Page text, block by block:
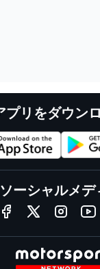
プリをダウン
ソーシャルメデ